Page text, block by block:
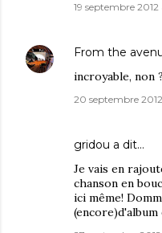
19 septembre 2012
From the
incroyable, non ?
20 septembre
gridou a dit…
Je vais en
chanson en
ici même!
(encore)d'album